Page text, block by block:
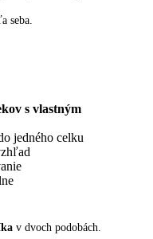
seba.
s vlastným
jedného celku
v dvoch podobách.